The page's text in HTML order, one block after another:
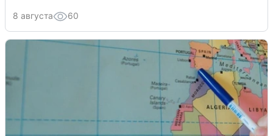
8 августа 60